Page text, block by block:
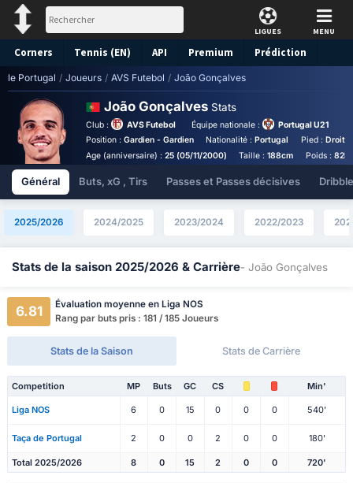
LIGUES MENU
Corners Tennis (EN) API Premium Prédiction
le Portugal / Joueurs / AVS Futebol / João Gonçalves
João Gonçalves Stats
Club : AVS Futebol Équipe nationale :
Portugal U21
Position : Gardien - Gardien Nationalité :Portugal Pied :
Age (anniversaire) : 25 (05/11/2000) Taille :188cm Poids :
Général Buts, xG , Tirs Passes et Passes décisives
2025/2026 2024/2025 2023/2024 2022/2023
Stats de la saison 2025/2026 & Carrière- João Gonçalves
6.81
Évaluation moyenne en Liga NOS
Rang par buts pris : 181 / 185 Joueurs
Stats de la Saison Stats de Carrière
Competition MP Buts GC CS Min'
Liga NOS 6 0 15 0 0 0 540'
Taça de Portugal 2 0 0 2 0 0 180'
Total 2025/2026 8 0 15 2 0 0 720'